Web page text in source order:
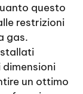
questo
restrizioni
gas.
un ottimo